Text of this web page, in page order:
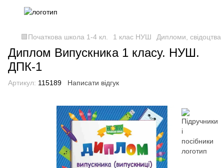
🟩Початкова школа 1-4 кл. 1 клас НУШ Дипломи, свідоцтва
Диплом Випускника 1 класу. НУШ.
ДПК-1
Артикул: 115189 Написати відгук